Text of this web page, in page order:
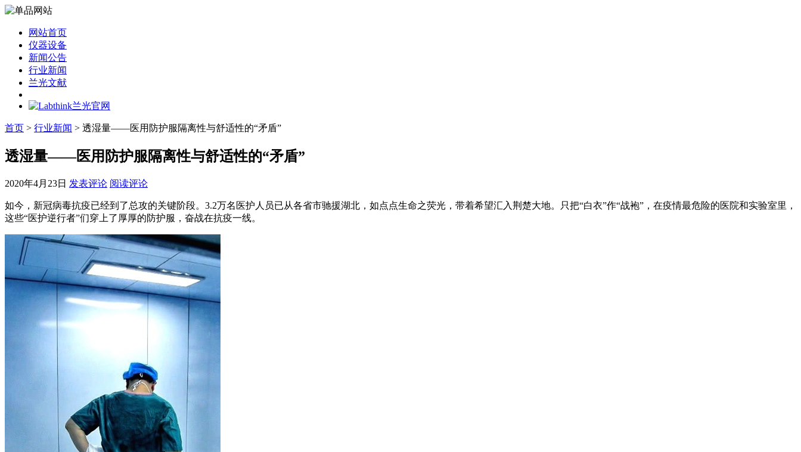
网站首页
仪器设备
新闻公告
行业新闻
兰光文献
首页 > 行业新闻 > 透湿量——医用防护服隔离性与舒适性的“矛盾”
透湿量——医用防护服隔离性与舒适性的“矛盾”
2020年4月23日 发表评论 阅读评论
如今，新冠病毒抗疫已经到了总攻的关键阶段。3.2万名医护人员已从各省市驰援湖北，如点点生命之荧光，带着希望汇入荆楚大地。只把“白衣”作“战袍”，在疫情最危险的医院和实验室里，
这些“医护逆行者”们穿上了厚厚的防护服，奋战在抗疫一线。